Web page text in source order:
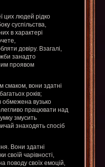
цих людей рідко
суспільства,
в характері
довіру. Взагалі,
занадто
проявом
смаком, вони здатні
років;
обмежена вузько
працювати над
змусить
знаходять спосіб
Вони здатні
своїй чарівності,
поводу своїх емоцій,